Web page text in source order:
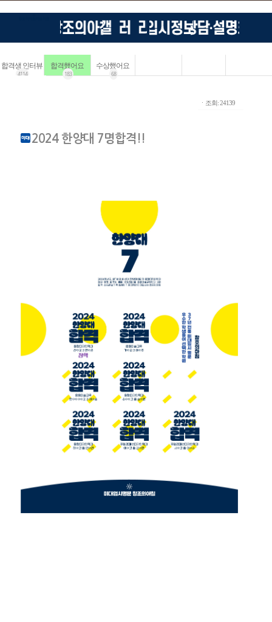
합격생 인터뷰
4114
합격했어요
183
수상했어요
68
ㆍ조회: 24139
2024 한양대 7명합격!!